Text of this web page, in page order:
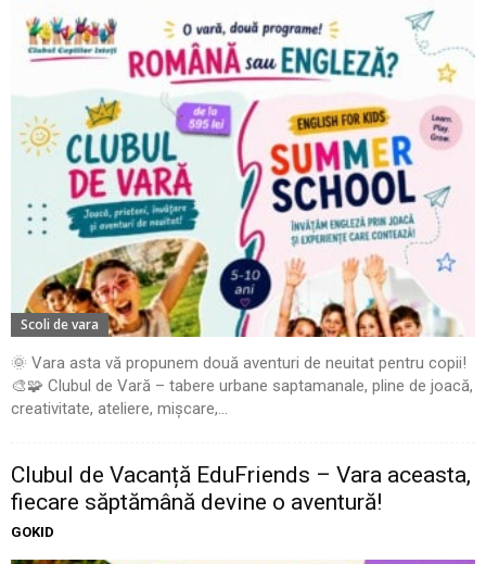
Scoli de vara
🌞 Vara asta vă propunem două aventuri de neuitat pentru copii!
🎨🧩 Clubul de Vară – tabere urbane saptamanale, pline de joacă,
creativitate, ateliere, mișcare,...
Clubul de Vacanță EduFriends – Vara aceasta,
fiecare săptămână devine o aventură!
GOKID